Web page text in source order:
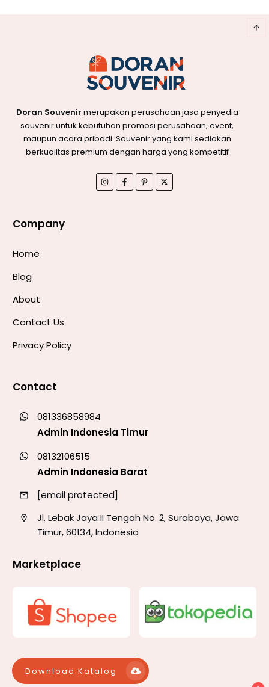
Doran Souvenir merupakan perusahaan jasa penyedia
souvenir untuk kebutuhan promosi perusahaan, event,
maupun acara pribadi. Souvenir yang kami sediakan
berkualitas premium dengan harga yang kompetitif
Company
Home
Blog
About
Contact Us
Privacy Policy
Contact
081336858984
Admin Indonesia Timur
08132106515
Admin Indonesia Barat
[email protected]
Jl. Lebak Jaya II Tengah No. 2, Surabaya, Jawa
Timur, 60134, Indonesia
Marketplace
Download Katalog